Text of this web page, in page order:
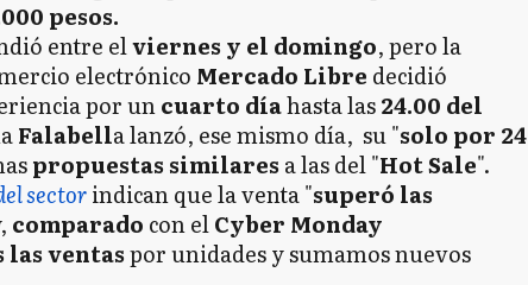
pesos.
entre elviernes y el domingo, pero la
electrónico Mercado Libre decidió
por uncuarto díahasta las24.00 del
Falabella lanzó, ese mismo día, su "solo por 24
propuestas similares a las del "Hot Sale".
sectorindican que la venta "superó las
comparado con elCyber Monday
ventaspor unidades y sumamos nuevos